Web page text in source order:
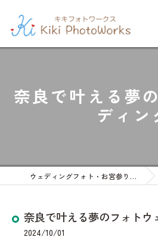
奈良で叶える夢
ディン
ウェディングフォト・お宮参りや七五三等のファミリーフォト
奈良で叶える夢のフォトウ
2024/10/01